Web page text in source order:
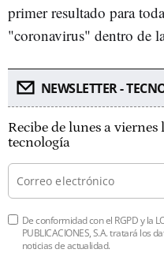
primer resultado para
"coronavirus" dentro de
NEWSLETTER -
Recibe de lunes a
tecnología
De conformidad con el RGPD y la
PUBLICACIONES, S.A. tratará los
noticias de actualidad.